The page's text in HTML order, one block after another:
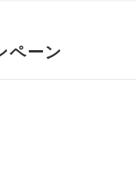
ペーン